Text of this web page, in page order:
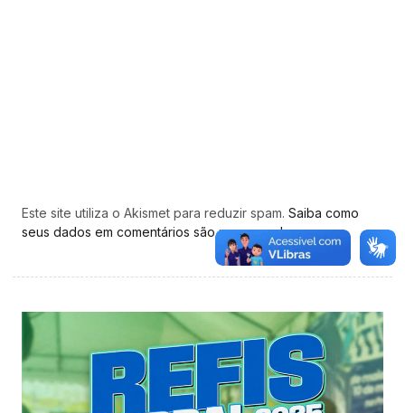
Este site utiliza o Akismet para reduzir spam. Saiba como
seus dados em comentários são processados.